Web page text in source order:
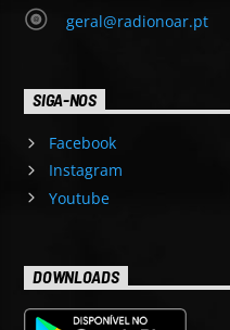
geral@radionoar.pt
SIGA-NOS
Facebook
Instagram
Youtube
DOWNLOADS